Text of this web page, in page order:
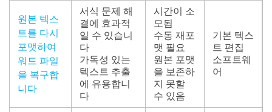
원본 텍스
트를 다시
포맷하여
워드 파일
을 복구합
니다
서식 문제 해
결에 효과적
일 수 있습니
다
가독성 있는
텍스트 추출
에 유용합니
다
시간이 소
모됨
수동 재포
맷 필요
원본 포맷
을 보존하
지 못할
수 있음
기본 텍스
트 편집
소프트웨
어